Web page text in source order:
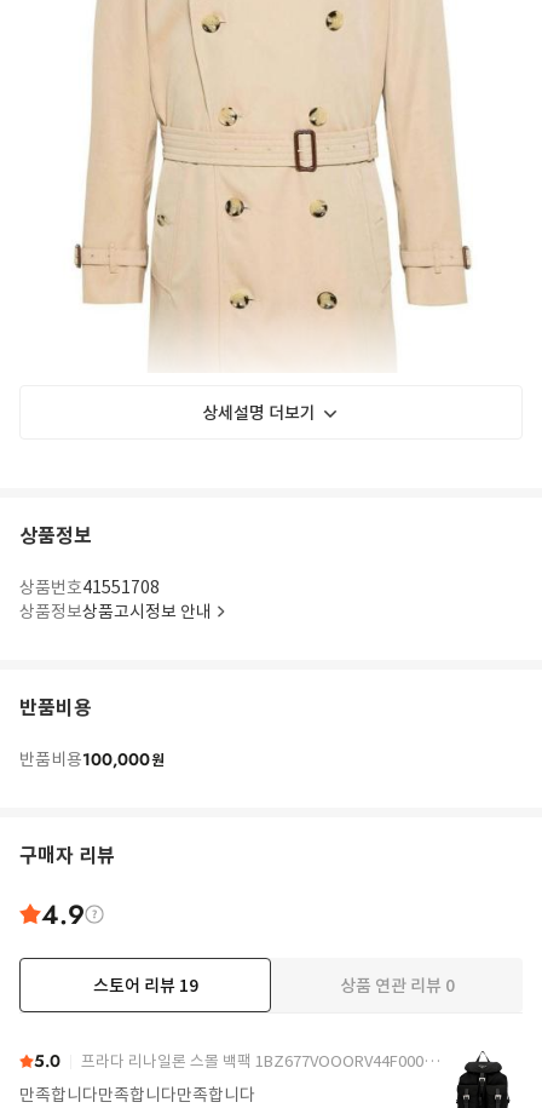
상세설명 더보기
상품정보
상품번호41551708
상품정보상품고시정보 안내
반품비용
반품비용100,000원
구매자 리뷰
4.9
스토어 리뷰 19 상품 연관 리뷰 0
5.0 프라다 리나일론 스몰 백팩 1BZ677VOOORV44F0002 Black
만족합니다만족합니다만족합니다